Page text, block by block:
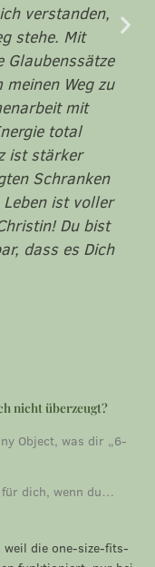
verstanden,
stehe. Mit
Glaubenssätze
Weg zu
mit
total
ist stärker
Schranken
ist voller
Du bist
dass es Dich
nicht überzeugt?
Object, was dir „6-
für dich, wenn du…
weil die one-size-fits-